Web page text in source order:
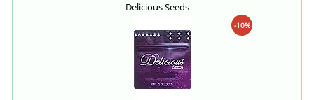
Delicious Seeds
-10%